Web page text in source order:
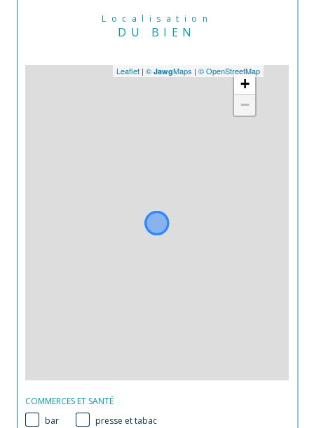
Localisation
DU BIEN
+
−
Leaflet | © JawgMaps | © OpenStreetMap
COMMERCES ET SANTÉ
bar
presse et tabac